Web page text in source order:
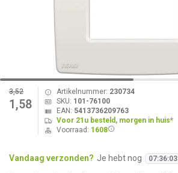
3,52
1,58
Artikelnummer: 230734
SKU: 101-76100
EAN: 5413736209763
Voor 21u besteld, morgen in huis*
Voorraad: 1608
Vandaag verzonden? Je hebt nog 07:36:03